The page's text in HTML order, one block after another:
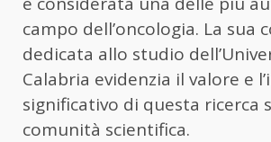
campo dell’oncologia. La sua
dedicata allo studio
Calabria evidenzia il valore e
significativo di questa ricerca
comunità scientifica.